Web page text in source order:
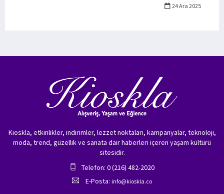
24 Ara 2025
Kioskla, etkinlikler, indirimler, lezzet noktaları, kampanyalar, teknoloji,
moda, trend, güzellik ve sanata dair haberleri içeren yaşam kültürü
sitesidir.
Telefon: 0 (216) 482-2020
E-Posta: info@kioskla.co